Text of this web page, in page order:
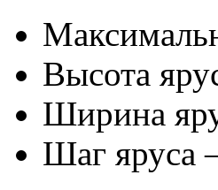
Высота
Ширина
Шаг яруса